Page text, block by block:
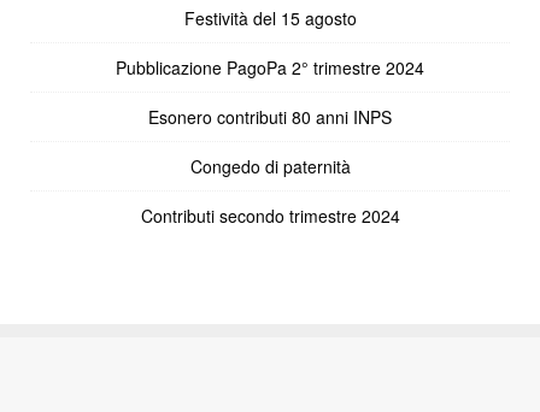
Festività del 15 agosto
Pubblicazione PagoPa 2° trimestre 2024
Esonero contributi 80 anni INPS
Congedo di paternità
Contributi secondo trimestre 2024